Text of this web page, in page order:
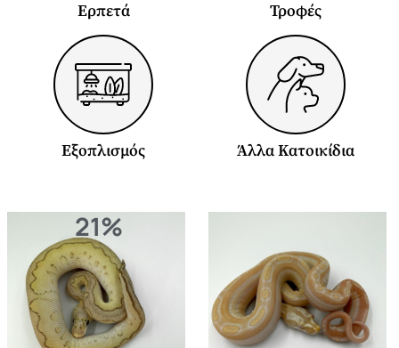
Ερπετά Τροφές
Εξοπλισμός Άλλα Κατοικίδια
21%